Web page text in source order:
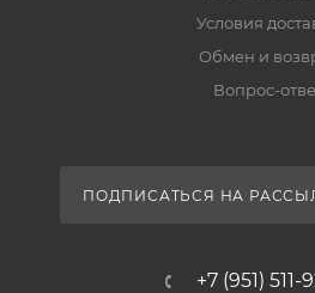
Условия
Обмен и
Вопрос-
ПОДПИСАТЬСЯ НА
+7 (951) 511-